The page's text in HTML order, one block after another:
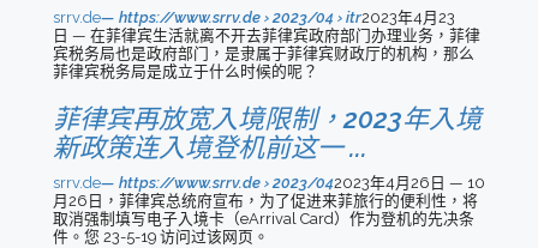
srrv.de https://www.srrv.de › 2023/04 › itr2023年4月23
日 — 在菲律宾生活就离不开去菲律宾政府部门办理业务，菲律
宾税务局也是政府部门，是隶属于菲律宾财政厅的机构，那么
菲律宾税务局是成立于什么时候的呢？
菲律宾再放宽入境限制，2023年入境
新政策连入境登机前这一 ...
srrv.de https://www.srrv.de › 2023/042023年4月26日 — 10
月26日，菲律宾总统府宣布，为了促进来菲旅行的便利性，将
取消强制填写电子入境卡（eArrival Card）作为登机的先决条
件。您 23-5-19 访问过该网页。